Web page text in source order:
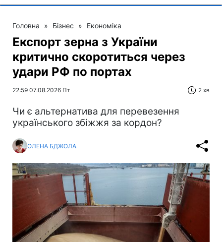
Головна » Бізнес » Економіка
Експорт зерна з України
критично скоротиться через
удари РФ по портах
22:59 07.08.2026 Пт 2 хв
Чи є альтернатива для перевезення
українського збіжжя за кордон?
ОЛЕНА БДЖОЛА